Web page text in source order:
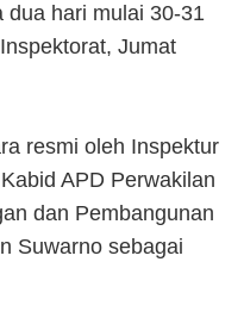
dua hari mulai 30-31
Jumat
resmi oleh Inspektur
APD Perwakilan
dan Pembangunan
Suwarno sebagai